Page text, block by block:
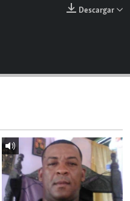
CUBA
LATINA
Descargar